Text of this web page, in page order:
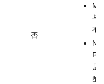
否
与
不
是
配